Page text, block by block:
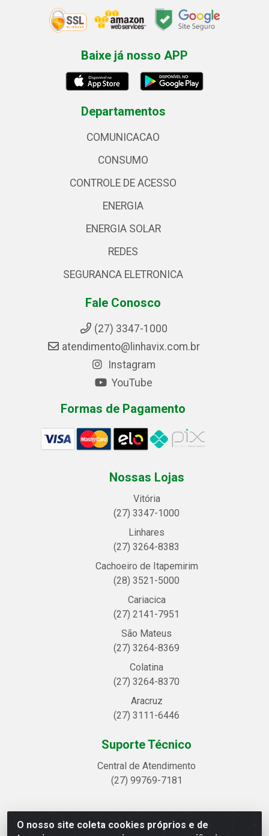
O nosso site coleta cookies próprios e de
Baixe já nosso APP
Departamentos
COMUNICACAO
CONSUMO
CONTROLE DE ACESSO
ENERGIA
ENERGIA SOLAR
REDES
SEGURANCA ELETRONICA
Fale Conosco
(27) 3347-1000
atendimento@linhavix.com.br
Instagram
YouTube
Formas de Pagamento
Nossas Lojas
Vitória
(27) 3347-1000
Linhares
(27) 3264-8383
Cachoeiro de Itapemirim
(28) 3521-5000
Cariacica
(27) 2141-7951
São Mateus
(27) 3264-8369
Colatina
(27) 3264-8370
Aracruz
(27) 3111-6446
Suporte Técnico
Central de Atendimento
(27) 99769-7181
Linhavix Distribuidora LTDA - Avenida Alegre, 2521 -